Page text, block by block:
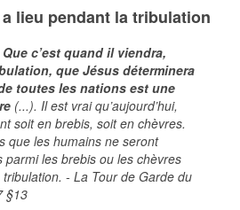
lieu pendant la tribulation
Que c’est quand il viendra,
que Jésus déterminera
toutes les nations est une
(...). Il est vrai qu’aujourd’hui,
soit en brebis, soit en chèvres.
que les humains ne seront
parmi les brebis ou les chèvres
- La Tour de Garde du
§13